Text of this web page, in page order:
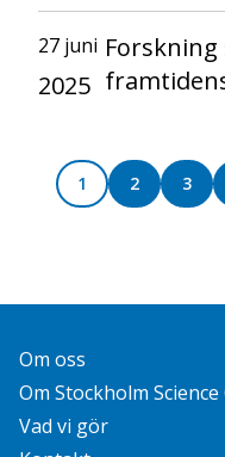
27 juni
2025
Paginering
SIDA
1 SIDA
2 SIDA
3
Om oss
Om Stockholm Science
Vad vi gör